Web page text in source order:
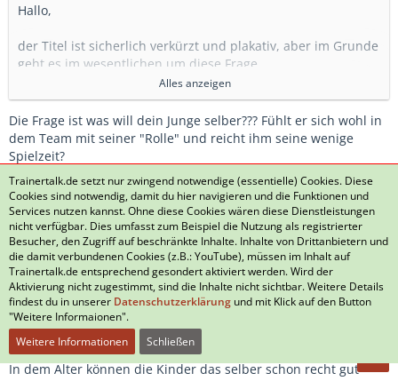
Hallo,
der Titel ist sicherlich verkürzt und plakativ, aber im Grunde
geht es im wesentlichen um diese Frage.
Mein Sohn spielt derzeit in der D2 eines
leistungsorientierten Breitensportvereins. Nächste Saison
wird diese Mannschaft als D1 in der Bezirksliga spielen. Im
Moment ist sie als reiner Jungjahrgang zweiter in der
obersten Kreisliga. Die Mannschaft hat sehr gute
Einzelspieler, u.a. 5 Stützpunktspieler (alles Offensivspieler).
Das Training ist soweit gut.
Mein Sohn gehört in dieser Mannschaft nicht zu den
auffälligen Spielern.
Er spielt seit Jahren eigentlich nur Defensivpositionen. Das
macht er solide bis gut. Offensiv schaltet er sich aber kaum
ein. Wenn er mal kurz Spielzeit auf einer offensiven Position
bekommt, macht er das aus meiner Sicht solide und man
sieht zumindest gute Ansätze. Mehr kann man mit der
wenigen Erfahrung eigentlich auch nicht zwingend
Alles anzeigen
Die Frage ist was will dein Junge selber??? Fühlt er sich wohl in
dem Team mit seiner "Rolle" und reicht ihm seine wenige
Spielzeit?
Oder ist er eher mit der aktuellen Situation unglücklich und
allgemein unzufrieden? Geht er gerne ins Training, macht ihm
das ganze noch Spaß? Will er sich der aktuellen Situation
stellen und möchte sich in dem aktuellen Verein und Team
durchsetzten und dadurch auf mehr Spielzeit zu kommen?
Oder er ist unglücklich fühlt sich nicht wohl und möchte auch
nicht wirklich sich dort durchsetzten, da er der Meinung ist,
dass es nicht reichen wird und seine aktuelle Situation sich
nicht wirklich verändern wird auf absehbare Zeit. Wenn ihr mit
deinem Sohn die Fragen beantwortet habt, dann fehlt die
Entscheidung auch leichter.
In dem Alter können die Kinder das selber schon recht gut
Trainertalk.de setzt nur zwingend notwendige (essentielle) Cookies. Diese
Cookies sind notwendig, damit du hier navigieren und die Funktionen und
Services nutzen kannst. Ohne diese Cookies wären diese Dienstleistungen
nicht verfügbar. Dies umfasst zum Beispiel die Nutzung als registrierter
Besucher, den Zugriff auf beschränkte Inhalte. Inhalte von Drittanbietern und
die damit verbundenen Cookies (z.B.: YouTube), müssen im Inhalt auf
Trainertalk.de entsprechend gesondert aktiviert werden. Wird der
Aktivierung nicht zugestimmt, sind die Inhalte nicht sichtbar. Weitere Details
findest du in unserer Datenschutzerklärung und mit Klick auf den Button
"Weitere Informaionen".
Weitere Informationen
Schließen